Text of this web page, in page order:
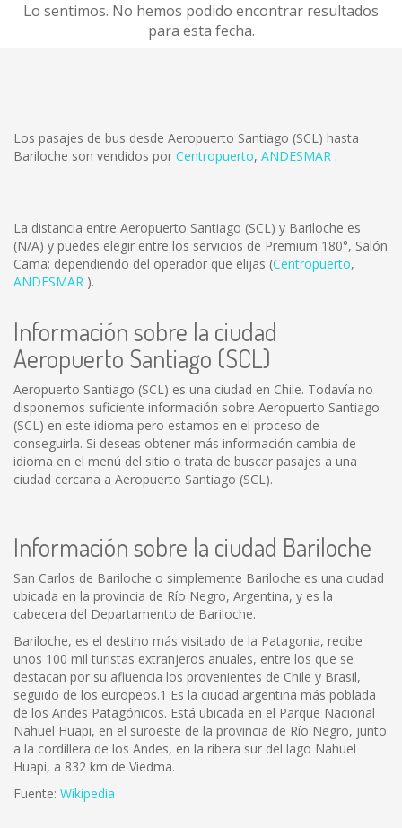
Lo sentimos. No hemos podido encontrar resultados
para esta fecha.
Los pasajes de bus desde Aeropuerto Santiago (SCL) hasta
Bariloche son vendidos por Centropuerto, ANDESMAR .
La distancia entre Aeropuerto Santiago (SCL) y Bariloche es
(N/A) y puedes elegir entre los servicios de Premium 180°, Salón
Cama; dependiendo del operador que elijas (Centropuerto,
ANDESMAR ).
Información sobre la ciudad
Aeropuerto Santiago (SCL)
Aeropuerto Santiago (SCL) es una ciudad en Chile. Todavía no
disponemos suficiente información sobre Aeropuerto Santiago
(SCL) en este idioma pero estamos en el proceso de
conseguirla. Si deseas obtener más información cambia de
idioma en el menú del sitio o trata de buscar pasajes a una
ciudad cercana a Aeropuerto Santiago (SCL).
Información sobre la ciudad Bariloche
San Carlos de Bariloche o simplemente Bariloche es una ciudad
ubicada en la provincia de Río Negro, Argentina, y es la
cabecera del Departamento de Bariloche.
Bariloche, es el destino más visitado de la Patagonia, recibe
unos 100 mil turistas extranjeros anuales, entre los que se
destacan por su afluencia los provenientes de Chile y Brasil,
seguido de los europeos.1 Es la ciudad argentina más poblada
de los Andes Patagónicos. Está ubicada en el Parque Nacional
Nahuel Huapi, en el suroeste de la provincia de Río Negro, junto
a la cordillera de los Andes, en la ribera sur del lago Nahuel
Huapi, a 832 km de Viedma.
Fuente: Wikipedia